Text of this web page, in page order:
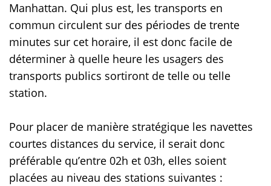
Manhattan. Qui plus est, les transports en
commun circulent sur des périodes de trente
minutes sur cet horaire, il est donc facile de
déterminer à quelle heure les usagers des
transports publics sortiront de telle ou telle
station.
Pour placer de manière stratégique les navettes
courtes distances du service, il serait donc
préférable qu’entre 02h et 03h, elles soient
placées au niveau des stations suivantes :